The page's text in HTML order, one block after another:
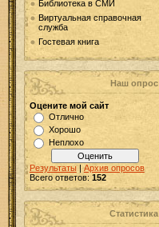
Библиотека в СМИ
Виртуальная справочная
служба
Гостевая книга
Наш опрос
Оцените мой сайт
Отлично
Хорошо
Неплохо
Результаты | Архив опросов
Всего ответов: 152
Статистика